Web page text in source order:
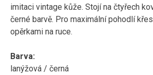
imitaci vintage kůže. Stojí na čtyřech
černé barvě. Pro maximální pohodlí
opěrkami na ruce.
Barva:
lanýžová / černá